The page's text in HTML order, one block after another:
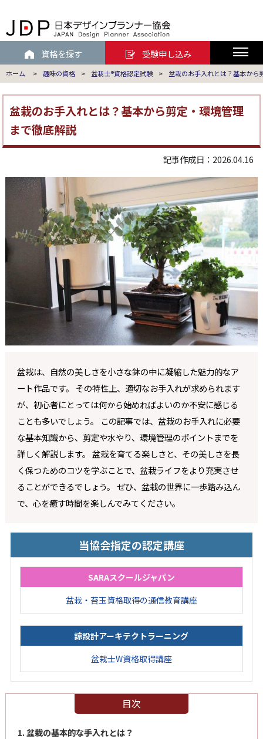
資格を探す 受験申し込み
ホーム > 趣味の資格 > 盆栽士®資格認定試験 > 盆栽のお手入れとは？基本から
盆栽のお手入れとは？基本から剪定・環境管理
まで徹底解説
記事作成日：2026.04.16
盆栽は、自然の美しさを小さな鉢の中に凝縮した魅力的なア
ート作品です。 その特性上、適切なお手入れが求められます
が、初心者にとっては何から始めればよいのか不安に感じる
ことも多いでしょう。 この記事では、盆栽のお手入れに必要
な基本知識から、剪定や水やり、環境管理のポイントまでを
詳しく解説します。 盆栽を育てる楽しさと、その美しさを長
く保つためのコツを学ぶことで、盆栽ライフをより充実させ
ることができるでしょう。 ぜひ、盆栽の世界に一歩踏み込ん
で、心を癒す時間を楽しんでみてください。
当協会指定の認定講座
SARAスクールジャパン
盆栽・苔玉資格取得の通信教育講座
諒設計アーキテクトラーニング
盆栽士W資格取得講座
目次
1. 盆栽の基本的な手入れとは？